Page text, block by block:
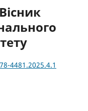
4481.2025.4.1